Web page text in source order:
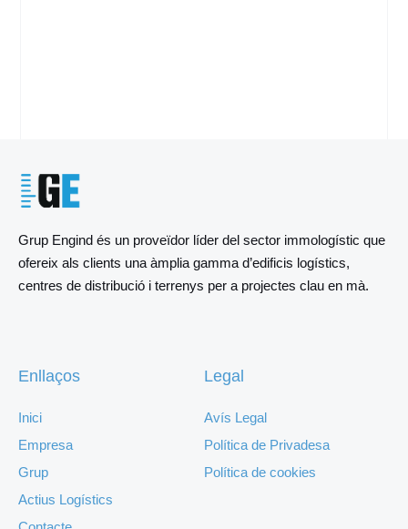
Grup Engind és un proveïdor líder del sector immologístic que
ofereix als clients una àmplia gamma d’edificis logístics,
centres de distribució i terrenys per a projectes clau en mà.
Enllaços
Inici
Empresa
Grup
Actius Logístics
Legal
Avís Legal
Política de Privadesa
Política de cookies